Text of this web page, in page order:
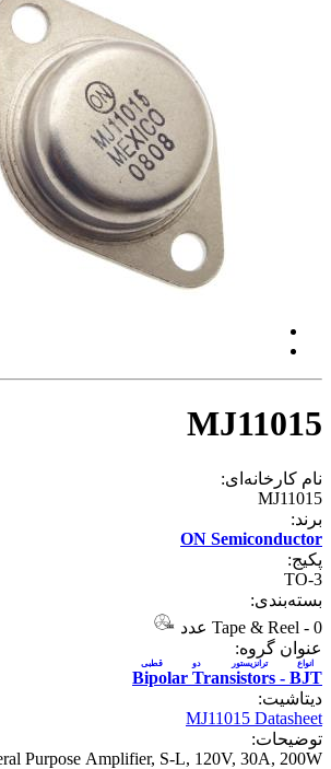
MJ11015
نام کارخانه‌ای:
MJ11015
برند:
ON Semiconductor
پکیج:
TO-3
بسته‌بندی:
Tape & Reel - 0 عدد
عنوان گروه:
Bipolar Transistors - BJT
انواع ترانزیستور دو قطبی
دیتاشیت:
MJ11015 Datasheet
توضیحات:
Purpose Amplifier, S-L, 120V, 30A, 200W